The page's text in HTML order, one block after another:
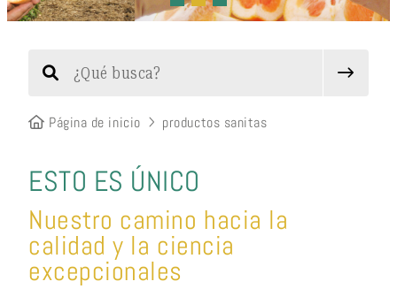
Página de inicio productos sanitas
ESTO ES ÚNICO
Nuestro camino hacia la
calidad y la ciencia
excepcionales